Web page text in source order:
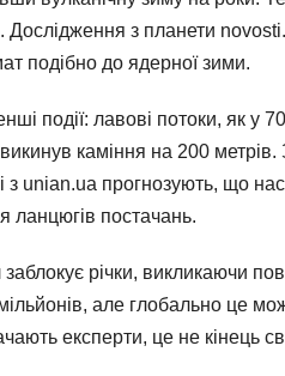
Дослідження з планети
подібно до ядерної зими.
події: лавові потоки, як у
каміння на 200
з unian.ua прогнозують, що
ланцюгів постачань.
річки, викликаючи
але глобально це
експерти, це не кінець